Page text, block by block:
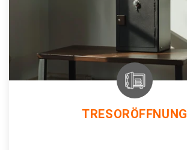
TRESORÖFFNUNG